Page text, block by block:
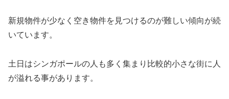
新規物件が少なく空き物件を見つけるのが難しい傾向が続
いています。
土日はシンガポールの人も多く集まり比較的小さな街に人
が溢れる事があります。